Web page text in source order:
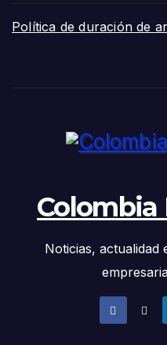
Política de duración de
Colombia
Noticias, actualidad